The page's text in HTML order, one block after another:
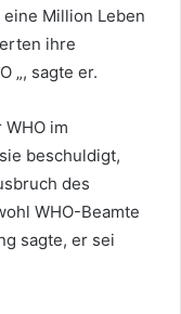
Million Leben
ihre
„, sagte er.
im
beschuldigt,
des
WHO-Beamte
sagte, er sei